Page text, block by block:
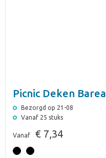
Picnic Deken Barea
Bezorgd op 21-08
Vanaf 25 stuks
Vanaf € 7,34